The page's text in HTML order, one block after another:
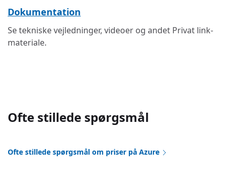
Dokumentation
Se tekniske vejledninger, videoer og andet Privat link-
materiale.
Ofte stillede spørgsmål
Ofte stillede spørgsmål om priser på Azure